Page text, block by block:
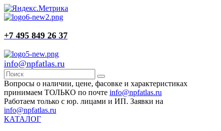
+7 495 849 26 37
info@npfatlas.ru
Вопросы о наличии, цене, фасовке и характеристиках
принимаем ТОЛЬКО по почте info@npfatlas.ru
Работаем только с юр. лицами и ИП. Заявки на
info@npfatlas.ru
КАТАЛОГ